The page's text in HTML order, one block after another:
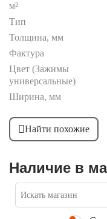
м²
Тип
Толщина, мм
Фактура
Цвет (Зажимы
универсальные)
Ширина, мм
Найти похожие
Наличие в